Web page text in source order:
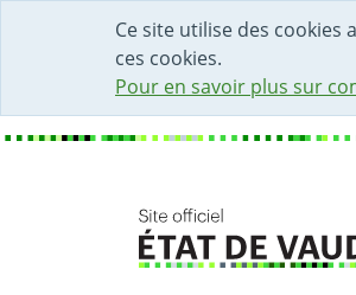
Ce site utilise des
ces cookies.
Pour en savoir plus sur
DÉBUT DU CONTENU
ACCÈS AU CHAMP DE
PAGE D'ACCUEIL
FORMULAIRE DE